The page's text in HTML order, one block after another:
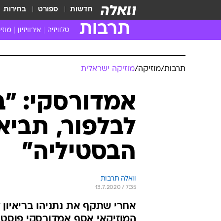
חדשות ספורט בחירות
תרבות טלוויזיה
טלוויזיה מחו"ל
סדרות מומלצות
האח הגדול
אירוויזיון
תרבות/מוזיקה/מוזיקה ישראלית
אמדורסקי:
לבלפור,
הבסטיליה"
וואלה תרבות
13.7.2020 / 7:35